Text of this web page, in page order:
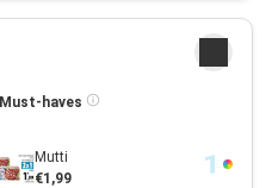
Must-haves
Mutti
€1,99